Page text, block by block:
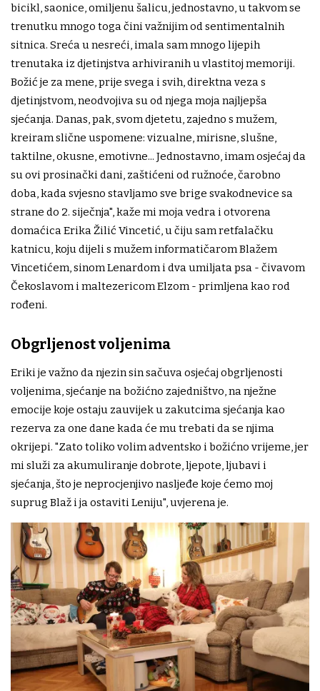
bicikl, saonice, omiljenu šalicu, jednostavno, u takvom se
trenutku mnogo toga čini važnijim od sentimentalnih
sitnica. Sreća u nesreći, imala sam mnogo lijepih
trenutaka iz djetinjstva arhiviranih u vlastitoj memoriji.
Božić je za mene, prije svega i svih, direktna veza s
djetinjstvom, neodvojiva su od njega moja najljepša
sjećanja. Danas, pak, svom djetetu, zajedno s mužem,
kreiram slične uspomene: vizualne, mirisne, slušne,
taktilne, okusne, emotivne... Jednostavno, imam osjećaj da
su ovi prosinački dani, zaštićeni od ružnoće, čarobno
doba, kada svjesno stavljamo sve brige svakodnevice sa
strane do 2. siječnja", kaže mi moja vedra i otvorena
domaćica Erika Žilić Vincetić, u čiju sam retfalačku
katnicu, koju dijeli s mužem informatičarom Blažem
Vincetićem, sinom Lenardom i dva umiljata psa - čivavom
Čekoslavom i maltezericom Elzom - primljena kao rod
rođeni.
Obgrljenost voljenima
Eriki je važno da njezin sin sačuva osjećaj obgrljenosti
voljenima, sjećanje na božićno zajedništvo, na nježne
emocije koje ostaju zauvijek u zakutcima sjećanja kao
rezerva za one dane kada će mu trebati da se njima
okrijepi. "Zato toliko volim adventsko i božićno vrijeme, jer
mi služi za akumuliranje dobrote, ljepote, ljubavi i
sjećanja, što je neprocjenjivo nasljeđe koje ćemo moj
suprug Blaž i ja ostaviti Leniju", uvjerena je.